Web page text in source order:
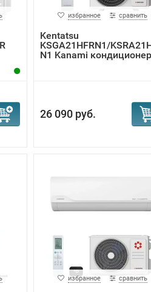
избранное сравнить
Kentatsu
KSGA21HFRN1/
N1 Kanami кондиционер
26 090 руб.
избранное сравнить